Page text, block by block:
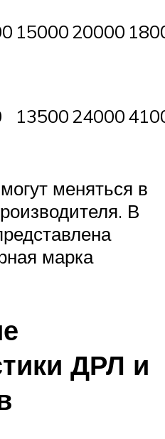
1500020000
1350024000
меняться в
В
марка
ДРЛ и